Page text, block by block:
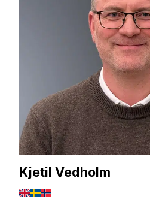
Kjetil Vedholm